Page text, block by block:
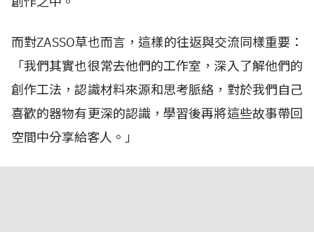
而對ZASSO草也而言，這樣的往返與交流同樣重要：
「我們其實也很常去他們的工作室，深入了解他們的
創作工法，認識材料來源和思考脈絡，對於我們自己
喜歡的器物有更深的認識，學習後再將這些故事帶回
空間中分享給客人。」